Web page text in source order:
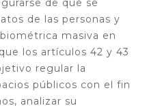
de las personas y
masiva en
los artículos 42 y 43
regular la
públicos con el fin
analizar su